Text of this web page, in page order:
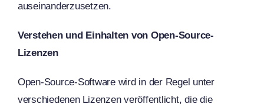
auseinanderzusetzen.
Verstehen und Einhalten von Open-Source-
Lizenzen
Open-Source-Software wird in der Regel unter
verschiedenen Lizenzen veröffentlicht, die die